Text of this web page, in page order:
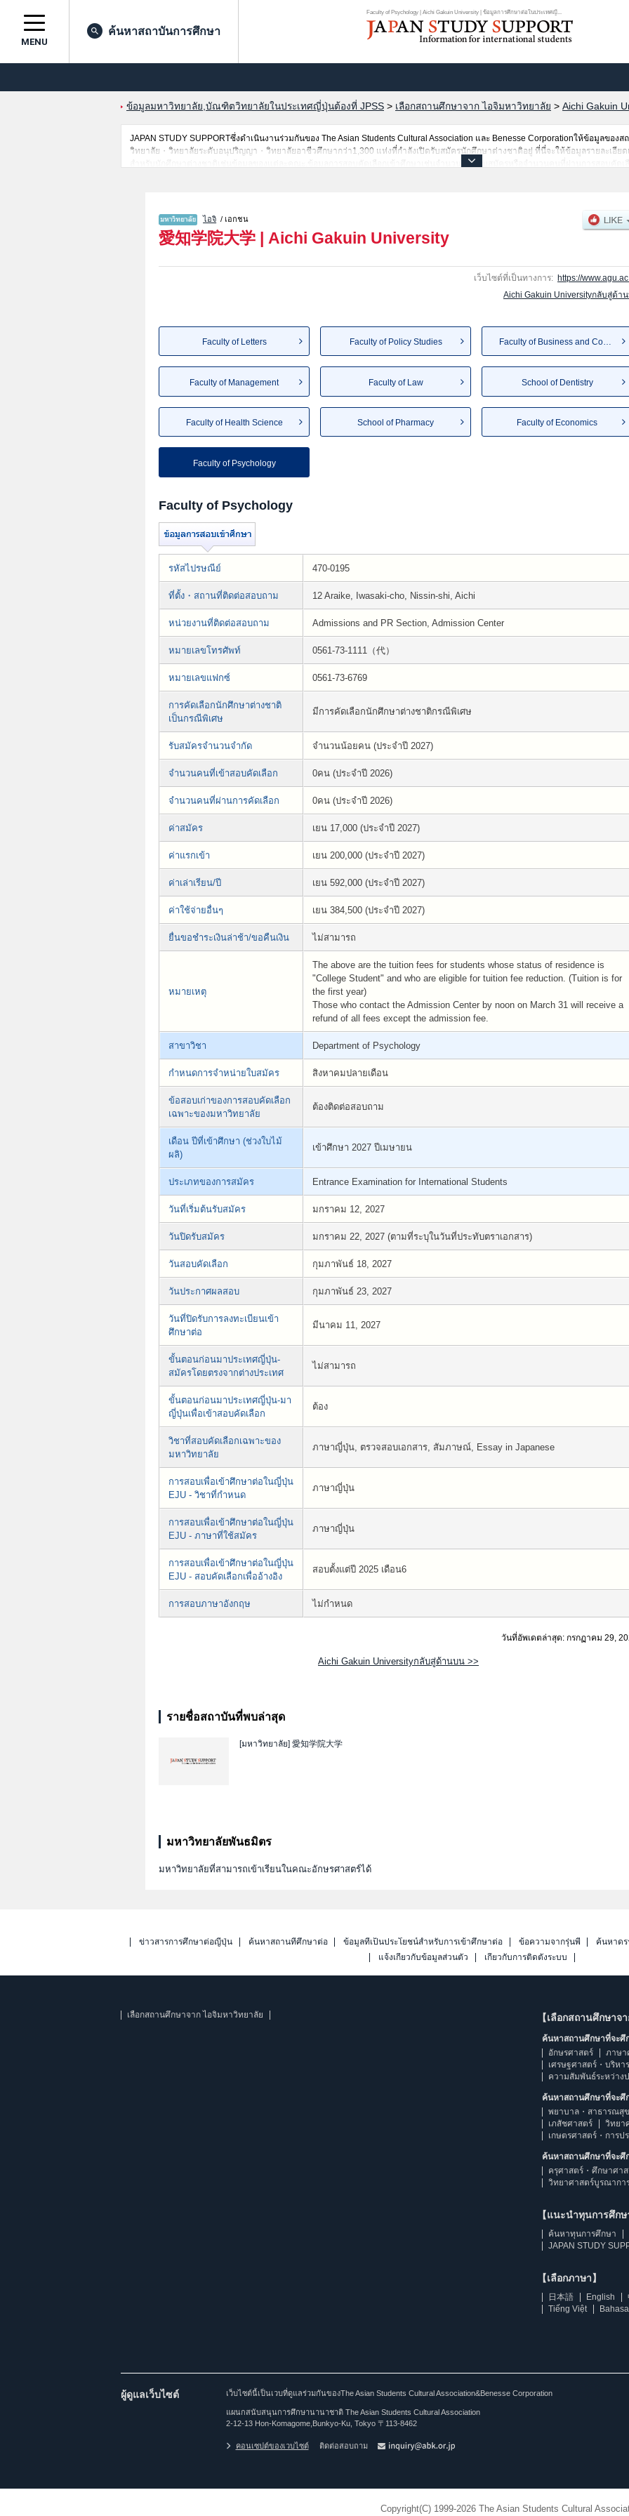
Faculty of Psychology | Aichi Gakuin University | ข้อมูลการศึกษาต่อในประเทศญี...
MENU
ค้นหาสถาบันการศึกษา
ข้อมูลมหาวิทยาลัย,บัณฑิตวิทยาลัยในประเทศญี่ปุ่นต้องที่ JPSS > เลือกสถานศึกษาจาก ไอจิมหาวิทยาลัย > Aichi Gakuin
JAPAN STUDY SUPPORTซึ่งดำเนินงานร่วมกันของ The Asian Students Cultural Association และ Benesse Corporationให้ข้อมูลข
วิทยาลัย・วิทยาลัยระดับอนุปริญญา・วิทยาลัยอาชีวศึกษากว่า1,300 แห่งที่กำลังเปิดรับสมัครนักศึกษาต่างชาติอยู่ ที่นี่จะให้ข้อมูลรายละเอียด
สำหรับนักศึกษาต่างชาติเช่นข้อมูลของแต่ละคณะ,ข้อมูลการสอบคัดเลือกเข้าศึกษาเช่นจำนวนคนที่รับสมัครหรือจำนวนคนที่ผ่านการสอบคัด
ไอจิ / เอกชน
愛知学院大学 | Aichi Gakuin University
เว็บไซต์ที่เป็นทางการ: https://
Aichi Gakuin Universityกลับสู่ด้า
Faculty of Letters Faculty of Policy Studies Faculty of Business and Com...
Faculty of Management Faculty of Law School of Dentistry
Faculty of Health Science School of Pharmacy Faculty of Economics
Faculty of Psychology
Faculty of Psychology
รหัสไปรษณีย์ 470-0195
ที่ตั้ง・สถานที่ติดต่อสอบถาม 12 Araike, Iwasaki-cho, Nissin-shi, Aichi
หน่วยงานที่ติดต่อสอบถาม Admissions and PR Section, Admission Center
หมายเลขโทรศัพท์ 0561-73-1111（代）
หมายเลขแฟกซ์ 0561-73-6769
การคัดเลือกนักศึกษาต่างชาติ
เป็นกรณีพิเศษ
มีการคัดเลือกนักศึกษาต่างชาติกรณีพิเศษ
รับสมัครจำนวนจำกัด จำนวนน้อยคน (ประจำปี 2027)
จำนวนคนที่เข้าสอบคัดเลือก 0คน (ประจำปี 2026)
จำนวนคนที่ผ่านการคัดเลือก 0คน (ประจำปี 2026)
ค่าสมัคร เยน 17,000 (ประจำปี 2027)
ค่าแรกเข้า เยน 200,000 (ประจำปี 2027)
ค่าเล่าเรียน/ปี เยน 592,000 (ประจำปี 2027)
ค่าใช้จ่ายอื่นๆ เยน 384,500 (ประจำปี 2027)
ยื่นขอชำระเงินล่าช้า/ขอคืนเงิน ไม่สามารถ
หมายเหตุ
The above are the tuition fees for students whose status of residence is
"College Student" and who are eligible for tuition fee reduction. (Tuition is for
the first year)
Those who contact the Admission Center by noon on March 31 will receive a
refund of all fees except the admission fee.
สาขาวิชา Department of Psychology
กำหนดการจำหน่ายใบสมัคร สิงหาคมปลายเดือน
ข้อสอบเก่าของการสอบคัดเลือก
เฉพาะของมหาวิทยาลัย
ต้องติดต่อสอบถาม
เดือน ปีที่เข้าศึกษา (ช่วงใบไม้
ผลิ)
เข้าศึกษา 2027 ปีเมษายน
ประเภทของการสมัคร Entrance Examination for International Students
วันที่เริ่มต้นรับสมัคร มกราคม 12, 2027
วันปิดรับสมัคร มกราคม 22, 2027 (ตามที่ระบุในวันที่ประทับตราเอกสาร)
วันสอบคัดเลือก กุมภาพันธ์ 18, 2027
วันประกาศผลสอบ กุมภาพันธ์ 23, 2027
วันที่ปิดรับการลงทะเบียนเข้า
ศึกษาต่อ
มีนาคม 11, 2027
ขั้นตอนก่อนมาประเทศญี่ปุ่น-
สมัครโดยตรงจากต่างประเทศ
ไม่สามารถ
ขั้นตอนก่อนมาประเทศญี่ปุ่น-มา
ญี่ปุ่นเพื่อเข้าสอบคัดเลือก
ต้อง
วิชาที่สอบคัดเลือกเฉพาะของ
มหาวิทยาลัย
ภาษาญี่ปุ่น, ตรวจสอบเอกสาร, สัมภาษณ์, Essay in Japanese
การสอบเพื่อเข้าศึกษาต่อในญี่ปุ่น
EJU - วิชาที่กำหนด
ภาษาญี่ปุ่น
การสอบเพื่อเข้าศึกษาต่อในญี่ปุ่น
EJU - ภาษาที่ใช้สมัคร
ภาษาญี่ปุ่น
การสอบเพื่อเข้าศึกษาต่อในญี่ปุ่น
EJU - สอบคัดเลือกเพื่ออ้างอิง
สอบตั้งแต่ปี 2025 เดือน6
การสอบภาษาอังกฤษ ไม่กำหนด
วันที่อัพเดตล่าสุด: กรกฏาคม 29,
Aichi Gakuin Universityกลับสู่ด้านบน >>
รายชื่อสถาบันที่พบล่าสุด
[มหาวิทยาลัย] 愛知学院大学
มหาวิทยาลัยพันธมิตร
มหาวิทยาลัยที่สามารถเข้าเรียนในคณะอักษรศาสตร์ได้
ข่าวสารการศึกษาต่อญี่ปุ่น ค้นหาสถานที่ศึกษาต่อ ข้อมูลที่เป็นประโยชน์สำหรับการเข้าศึกษาต่อ ข้อความจากรุ่นพี่
ค้นหาด
แจ้งเกี่ยวกับข้อมูลส่วนตัว
เกี่ยวกับการติดตั้งระบบ
เลือกสถานศึกษาจาก ไอจิมหาวิทยาลัย 【เลือกสถานศึกษาจ
ค้นหาสถานศึกษาที่จะศึ
อักษรศาสตร์
ภาษา
เศรษฐศาสตร์・บริห
ความสัมพันธ์ระหว่าง
ค้นหาสถานศึกษาที่จะศึ
พยาบาล・สาธารณสุ
เภสัชศาสตร์
วิทยา
เกษตรศาสตร์・การป
ค้นหาสถานศึกษาที่จะศึ
ครุศาสตร์・ศึกษาศา
วิทยาศาสตร์บูรณากา
【แนะนำทุนการศึกษ
ค้นหาทุนการศึกษา
JAPAN STUDY
【เลือกภาษา】
日本語 English
Tiếng Việt
ผู้ดูแลเว็บไซต์ เว็บไซต์นี้เป็นเวบที่ดูแลร่วมกันของThe Asian Students Cultural Association&Benesse Corporation
แผนกสนับสนุนการศึกษานานาชาติ The Asian Students Cultural Association
2-12-13 Hon-Komagome,Bunkyo-Ku, Tokyo 〒113-8462
คอนเซปต์ของเวบไซต์ ติดต่อสอบถาม
Copyright(C) 1999-2026 The Asian Students Cultural